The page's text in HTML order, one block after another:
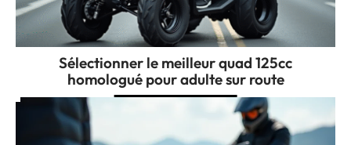
Sélectionner le meilleur quad 125cc
homologué pour adulte sur route